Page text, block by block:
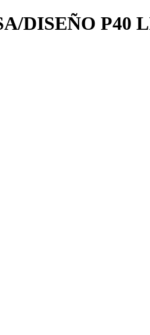
DISEÑO P40